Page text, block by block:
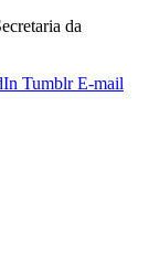
da
Tumblr E-mail